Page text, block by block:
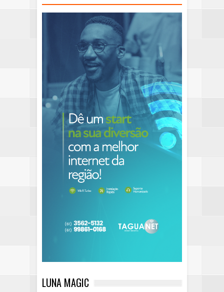
LUNA MAGIC